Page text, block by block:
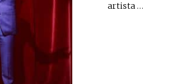
artista…